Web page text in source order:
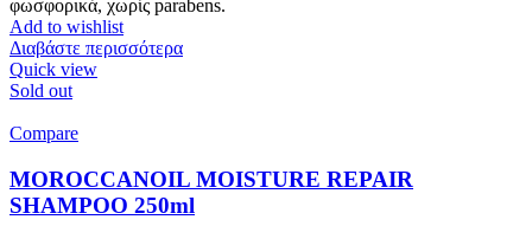
φωσφορικά, χωρίς parabens.
Add to wishlist
Διαβάστε περισσότερα
Quick view
Sold out
Compare
MOROCCANOIL MOISTURE REPAIR
SHAMPOO 250ml